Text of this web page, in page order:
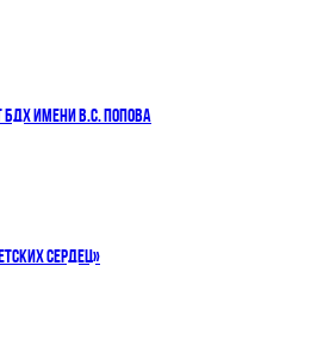
БДХ ИМЕНИ В.С. ПОПОВА
СЕРДЕЦ»